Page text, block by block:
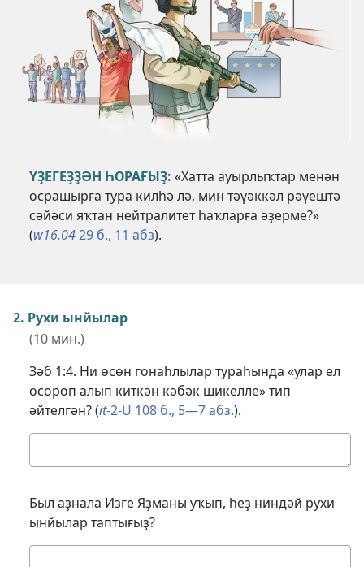
ҮҘЕГЕҘҘӘН ҺОРАҒЫҘ: «Хатта ауырлыҡтар менән
осрашырға тура килһә лә, мин тәүәккәл рәүештә
сәйәси яҡтан нейтралитет һаҡларға әҙерме?»
(w16.0429 б., 11 абз).
2. Рухи ынйылар
(10 мин.)
Зәб 1:4. Ни өсөн гонаһлылар тураһында «улар ел
осороп алып киткән кәбәк шикелле» тип
әйтелгән? (it-2-U 108 б., 5—7 абз.).
яуабым
Был аҙнала Изге Яҙманы уҡып, һеҙ ниндәй рухи
ынйылар таптығыҙ?